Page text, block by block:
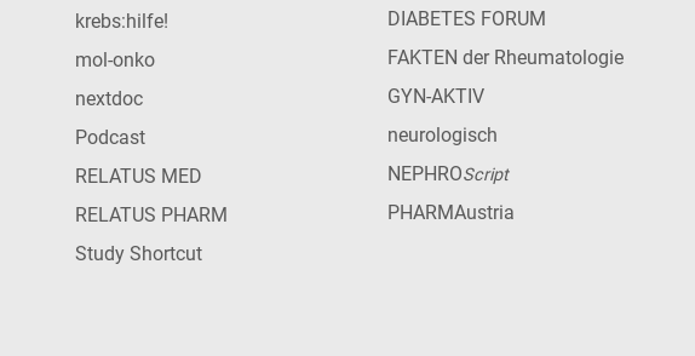
krebs:hilfe!
mol-onko
nextdoc
Podcast
RELATUS MED
RELATUS PHARM
Study Shortcut
DIABETES FORUM
FAKTEN der Rheumatologie
GYN-AKTIV
neurologisch
NEPHROScript
PHARMAustria